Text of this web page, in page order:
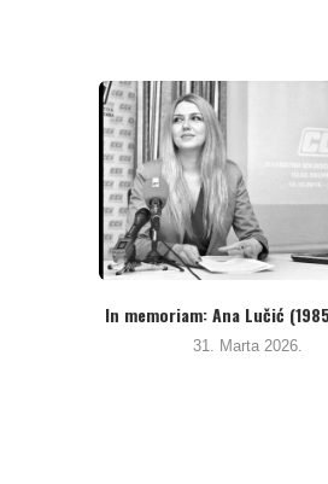
Besana noć za Kakanjce
Agenciju...